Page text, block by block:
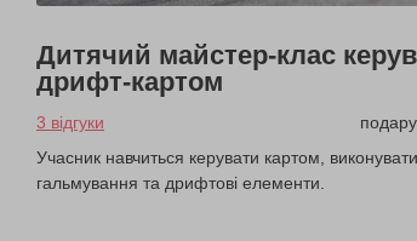
Дитячий майстер-клас
дрифт-картом
3 відгуки
Учасник навчиться керувати картом,
гальмування та дрифтові елементи.